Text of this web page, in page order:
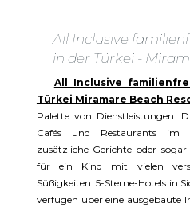
All Inclusive
in der Türkei -
All Inclusive
Türkei Miramare Beach
Palette von Dienstleistungen.
Cafés und Restaurants im
zusätzliche Gerichte oder
für ein Kind mit vielen
Süßigkeiten. 5-Sterne-Hotels in
verfügen über eine ausgebaute